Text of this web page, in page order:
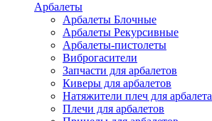
Арбалеты
Арбалеты Блочные
Арбалеты Рекурсивные
Арбалеты-пистолеты
Виброгасители
Запчасти для арбалетов
Киверы для арбалетов
Натяжители плеч для арбалета
Плечи для арбалетов